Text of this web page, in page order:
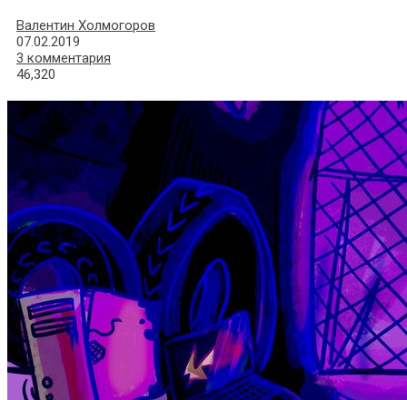
Валентин Холмогоров
07.02.2019
3 комментария
46,320